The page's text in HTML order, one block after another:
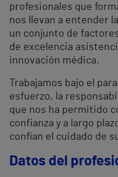
profesionales que
nos llevan a entender
un conjunto de
de excelencia
innovación médica.
Trabajamos bajo el
esfuerzo, la
que nos ha permitido
confianza y a largo
confían el cuidado de
Datos del